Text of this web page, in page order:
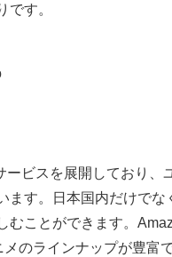
です。
ービスを展開しており、
ます。日本国内だけでな
むことができます。
のラインナップが豊富